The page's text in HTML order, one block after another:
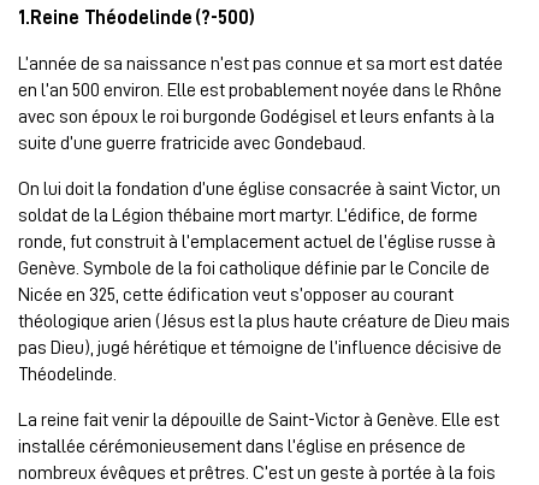
1.Reine Théodelinde (?-500)
L’année de sa naissance n’est pas connue et sa mort est datée
en l’an 500 environ. Elle est probablement noyée dans le Rhône
avec son époux le roi burgonde Godégisel et leurs enfants à la
suite d’une guerre fratricide avec Gondebaud.
On lui doit la fondation d’une église consacrée à saint Victor, un
soldat de la Légion thébaine mort martyr. L’édifice, de forme
ronde, fut construit à l’emplacement actuel de l’église russe à
Genève. Symbole de la foi catholique définie par le Concile de
Nicée en 325, cette édification veut s’opposer au courant
théologique arien (Jésus est la plus haute créature de Dieu mais
pas Dieu), jugé hérétique et témoigne de l’influence décisive de
Théodelinde.
La reine fait venir la dépouille de Saint-Victor à Genève. Elle est
installée cérémonieusement dans l’église en présence de
nombreux évêques et prêtres. C’est un geste à portée à la fois